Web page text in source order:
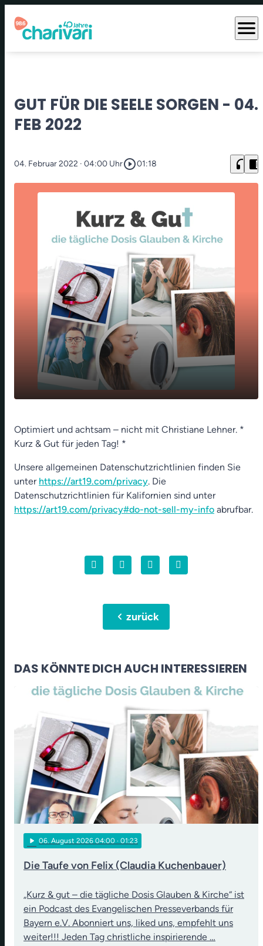
menu
GUT FÜR DIE SEELE SORGEN - 04.
FEB 2022
04. Februar 2022 · 04:00 Uhrplay_circle_outline01:18 headphones chrome_reader_mode
play_arrow
00:00
Optimiert und achtsam – nicht mit Christiane Lehner. *
Kurz & Gut für jeden Tag! *
Unsere allgemeinen Datenschutzrichtlinien finden Sie
unter https://art19.com/privacy. Die
Datenschutzrichtlinien für Kalifornien sind unter
https://art19.com/privacy#do-not-sell-my-info abrufbar.
chevron_leftzurück
DAS KÖNNTE DICH AUCH INTERESSIEREN
play_arrow 06. August 2026 04:00 · 01:23
Die Taufe von Felix (Claudia Kuchenbauer)
„Kurz & gut – die tägliche Dosis Glauben & Kirche“ ist
ein Podcast des Evangelischen Presseverbands für
Bayern e.V. Abonniert uns, liked uns, empfehlt uns
weiter!!! Jeden Tag christliche inspirierende …